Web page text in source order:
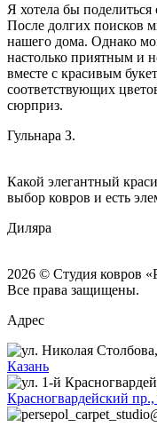
Я хотела бы
После долгих поисков
нашего дома. Однако
настолько приятным и
вместе с красивым
соответствующих
сюрприз.
Гульнара З.
Какой элегантный
выбор ковров и есть
Диляра
2026 © Студия ковров
Все права защищены.
Адрес
Казань
Красногвардейский